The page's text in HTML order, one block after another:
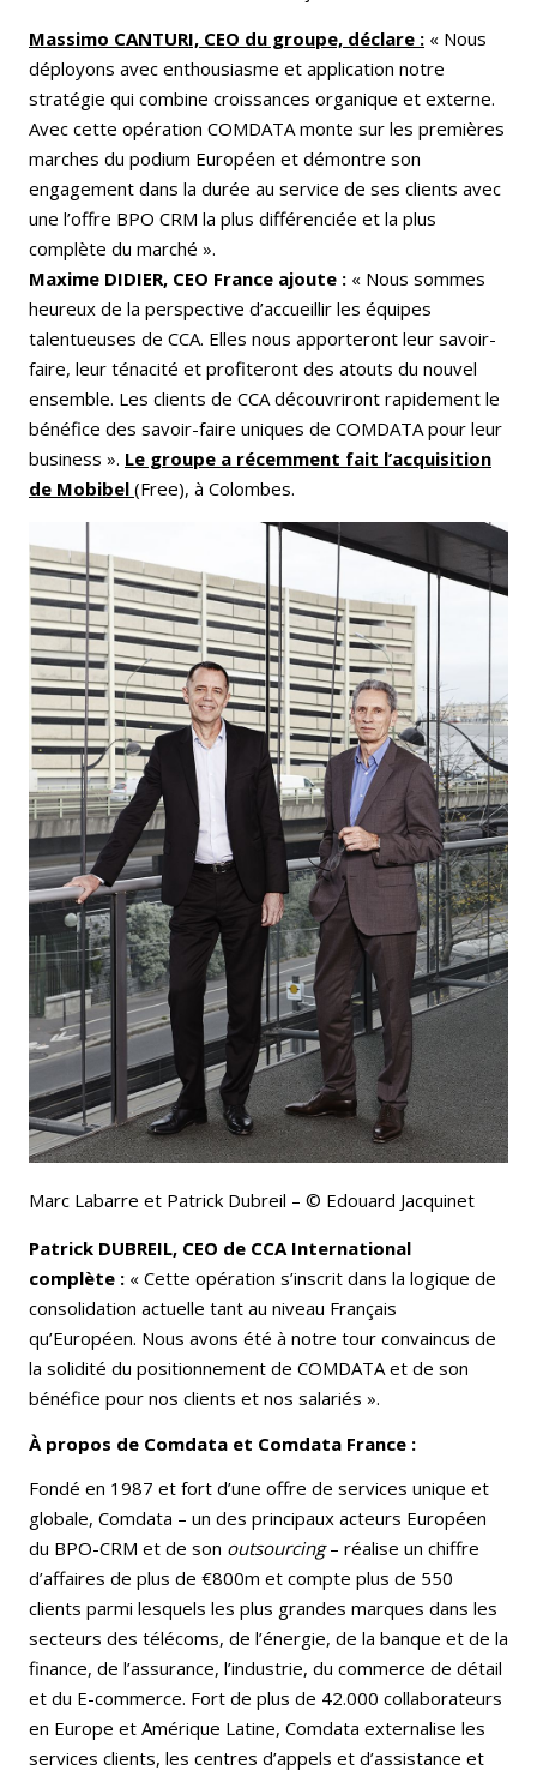
Massimo CANTURI, CEO du groupe, déclare : « Nous
déployons avec enthousiasme et application notre
stratégie qui combine croissances organique et externe.
Avec cette opération COMDATA monte sur les premières
marches du podium Européen et démontre son
engagement dans la durée au service de ses clients avec
une l’offre BPO CRM la plus différenciée et la plus
complète du marché ».
Maxime DIDIER, CEO France ajoute : « Nous sommes
heureux de la perspective d’accueillir les équipes
talentueuses de CCA. Elles nous apporteront leur savoir-
faire, leur ténacité et profiteront des atouts du nouvel
ensemble. Les clients de CCA découvriront rapidement le
bénéfice des savoir-faire uniques de COMDATA pour leur
business ». Le groupe a récemment fait l’acquisition
de Mobibel (Free), à Colombes.
Marc Labarre et Patrick Dubreil – © Edouard Jacquinet
Patrick DUBREIL, CEO de CCA International
complète : « Cette opération s’inscrit dans la logique de
consolidation actuelle tant au niveau Français
qu’Européen. Nous avons été à notre tour convaincus de
la solidité du positionnement de COMDATA et de son
bénéfice pour nos clients et nos salariés ».
À propos de Comdata et Comdata France :
Fondé en 1987 et fort d’une offre de services unique et
globale, Comdata – un des principaux acteurs Européen
du BPO-CRM et de son outsourcing– réalise un chiffre
d’affaires de plus de €800m et compte plus de 550
clients parmi lesquels les plus grandes marques dans les
secteurs des télécoms, de l’énergie, de la banque et de la
finance, de l’assurance, l’industrie, du commerce de détail
et du E-commerce. Fort de plus de 42.000 collaborateurs
en Europe et Amérique Latine, Comdata externalise les
services clients, les centres d’appels et d’assistance et